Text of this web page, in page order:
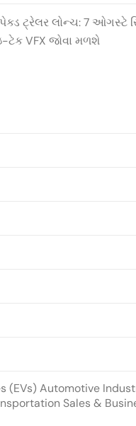
પેક્ડ ટ્રેલર લોન્ચ: 7 ઓગસ્ટે
ટેક VFX જોવા મળશે
(EVs) Automotive
Sales &